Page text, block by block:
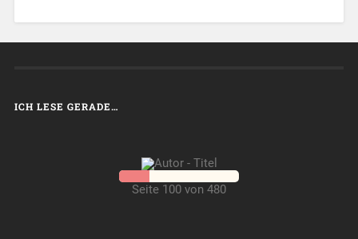
ICH LESE GERADE…
Seite 100 von 480